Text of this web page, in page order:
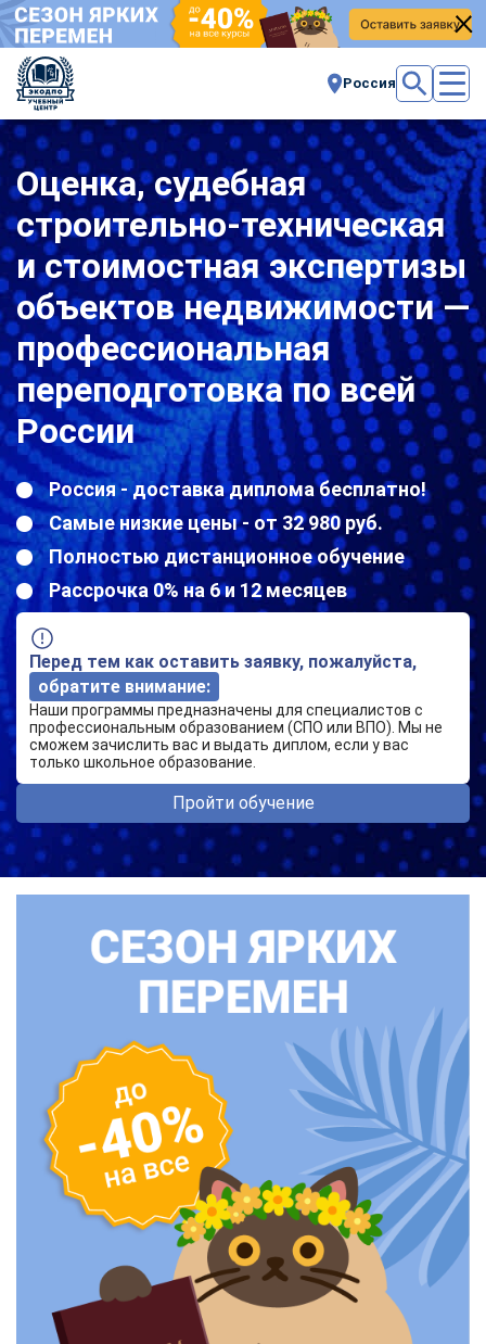
Россия
Оценка, судебная
строительно-техническая
и стоимостная экспертизы
объектов недвижимости —
профессиональная
переподготовка по всей
России
Россия - доставка диплома бесплатно!
Самые низкие цены - от 32 980 руб.
Полностью дистанционное обучение
Рассрочка 0% на 6 и 12 месяцев
Перед тем как оставить заявку, пожалуйста,
обратите внимание:
Наши программы предназначены для специалистов с
профессиональным образованием (СПО или ВПО). Мы не
сможем зачислить вас и выдать диплом, если у вас
только школьное образование.
Пройти обучение